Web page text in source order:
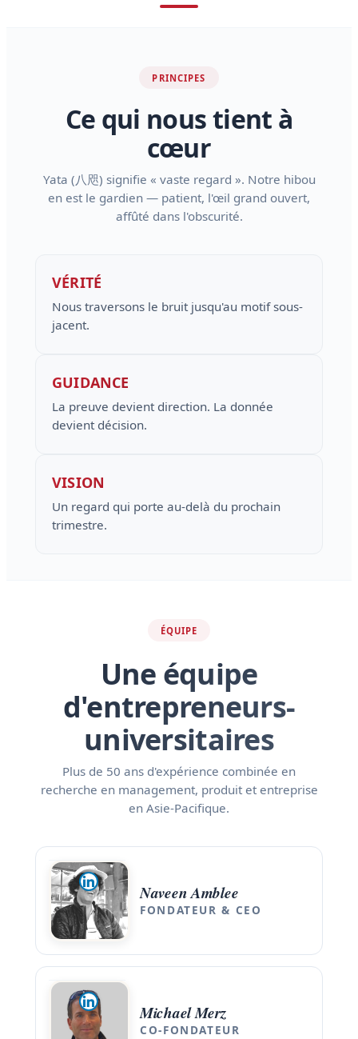
PRINCIPES
Ce qui nous tient à
cœur
Yata (八咫) signifie « vaste regard ». Notre hibou
en est le gardien — patient, l'œil grand ouvert,
affûté dans l'obscurité.
VÉRITÉ
Nous traversons le bruit jusqu'au motif sous-
jacent.
GUIDANCE
La preuve devient direction. La donnée
devient décision.
VISION
Un regard qui porte au-delà du prochain
trimestre.
ÉQUIPE
Une équipe
d'entrepreneurs-
universitaires
Plus de 50 ans d'expérience combinée en
recherche en management, produit et entreprise
en Asie-Pacifique.
Naveen Amblee
FONDATEUR & CEO
Michael Merz
CO-FONDATEUR